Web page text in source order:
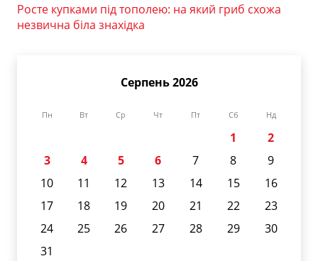
Росте купками під тополею: на який гриб схожа
незвична біла знахідка
Серпень 2026
Пн Вт Ср Чт Пт Сб Нд
1
2
3
4 5 6 7 8
9
10
11 12 13 14 15
16
17
18 19 20 21 22
23
24
25 26 27 28 29
30
31